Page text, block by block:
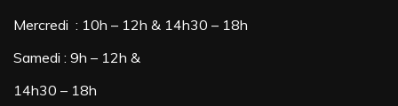
Mercredi : 10h – 12h & 14h30 – 18h
Samedi : 9h – 12h &
14h30 – 18h